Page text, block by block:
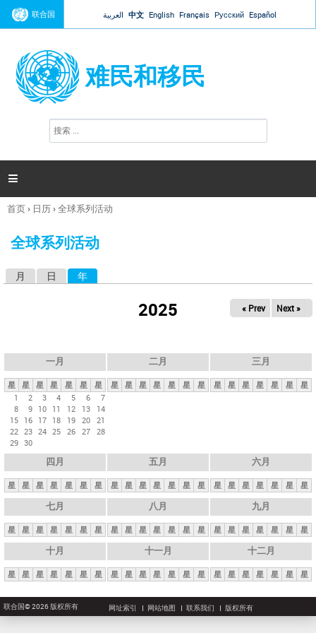
Jump to navigation
联合国 العربية 中文 English Français Русский Español
难民和移民
搜
索

你
这
首页› 日历›全球系列活动
全球系列活动
月 日 年
2025 « Prev Next »
一月
星 星 星 星 星 星
星
1
2 3 4 5 6
7
8
9 10 11 12 13
14
15 16 17 18 19 20 21
22 23 24 25 26 27 28
29 30
二月
星 星 星 星 星 星 星
三月
星 星 星 星 星 星 星
四月
星 星 星 星 星 星 星
五月
星 星 星 星 星 星 星
六月
星 星 星 星 星 星 星
七月
星 星 星 星 星 星 星
八月
星 星 星 星 星 星 星
九月
星 星 星 星 星 星 星
十月
星 星 星 星 星 星 星
十一月
星 星 星 星 星 星 星
十二月
星 星 星 星 星 星 星
联合国© 2026 版权所有 网址索引 网站地图 联系我们 版权所有